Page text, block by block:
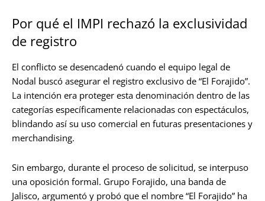
Por qué el IMPI rechazó la exclusividad
de registro
El conflicto se desencadenó cuando el equipo legal de
Nodal buscó asegurar el registro exclusivo de “El Forajido”.
La intención era proteger esta denominación dentro de las
categorías específicamente relacionadas con espectáculos,
blindando así su uso comercial en futuras presentaciones y
merchandising.
Sin embargo, durante el proceso de solicitud, se interpuso
una oposición formal. Grupo Forajido, una banda de
Jalisco, argumentó y probó que el nombre “El Forajido” ha